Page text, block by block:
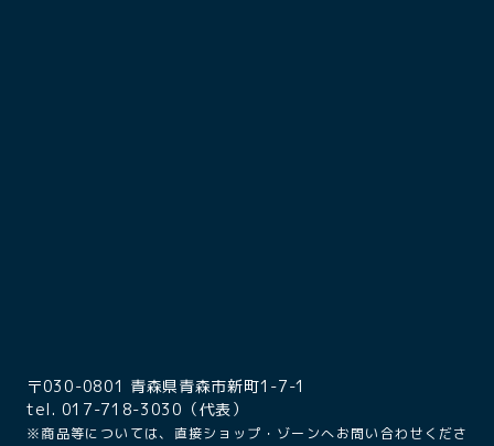
〒030-0801 青森県青森市新町1-7-1
tel. 017-718-3030（代表）
※商品等については、直接ショップ・ゾーンへお問い合わせくださ